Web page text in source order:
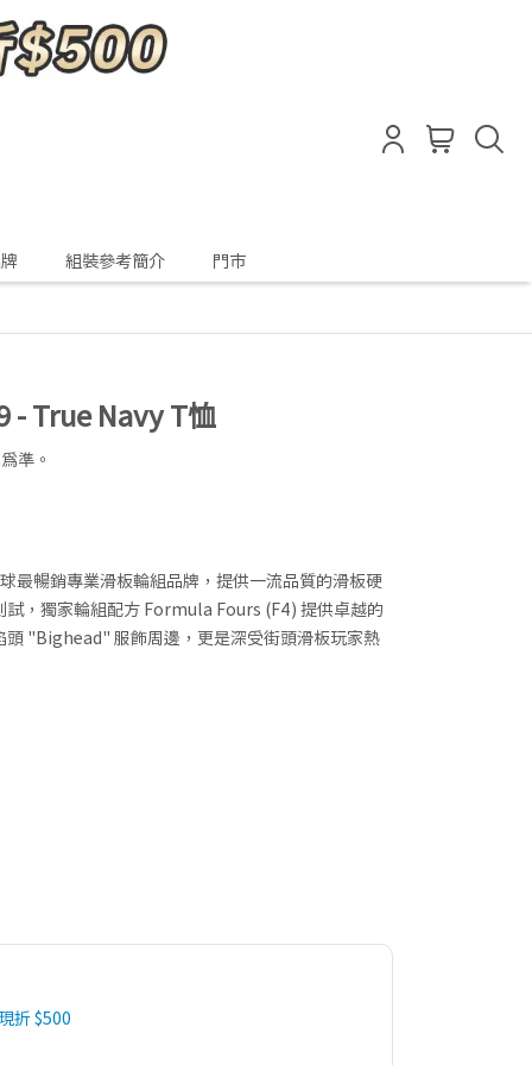
組裝參考簡介 門市
- True Navy T恤
準。
最暢銷專業滑板輪組品牌，提供一流品質的滑板硬
試，獨家輪組配方 Formula Fours (F4) 提供卓越的
頭 "Bighead" 服飾周邊，更是深受街頭滑板玩家熱
折 $500